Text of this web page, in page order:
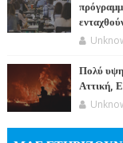
Πολύ
Αττική,